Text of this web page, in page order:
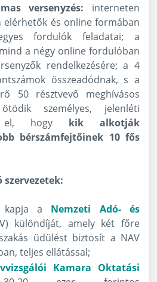
versenyzés: interneten
elérhetők és online formában
fordulók feladatai; a
a négy online fordulóban
rendelkezésére; a 4
összeadódnak, s a
50 résztvevő meghívásos
személyes, jelenléti
el, hogy kik alkotják
bérszámfejtőinek 10 fős
kapja a Nemzeti Adó- és
különdíját, amely két főre
üdülést biztosít a NAV
teljes ellátással;
Kamara Oktatási